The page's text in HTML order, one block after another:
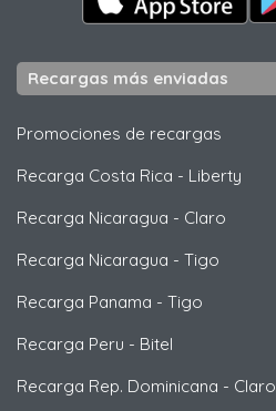
Recargas más enviadas
Promociones de recargas
Recarga Costa Rica - Liberty
Recarga Nicaragua - Claro
Recarga Nicaragua - Tigo
Recarga Panama - Tigo
Recarga Peru - Bitel
Recarga Rep. Dominicana - Claro